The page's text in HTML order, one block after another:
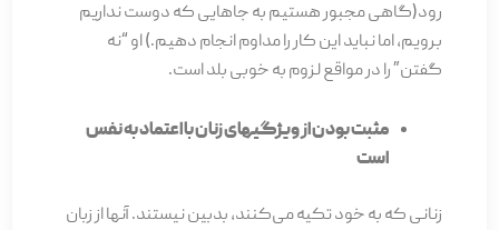
رود(گاهی مجبور هستیم به جاهایی که دوست نداریم
برویم، اما نباید این کار را مداوم انجام دهیم.) او “نه
گفتن” را در مواقع لزوم به خوبی بلد است.
مثبت بودن از ویژگی­های زنان با اعتماد به نفس
است
زنانی که به خود تکیه می­‌کنند، بدبین نیستند. آنها از زبان